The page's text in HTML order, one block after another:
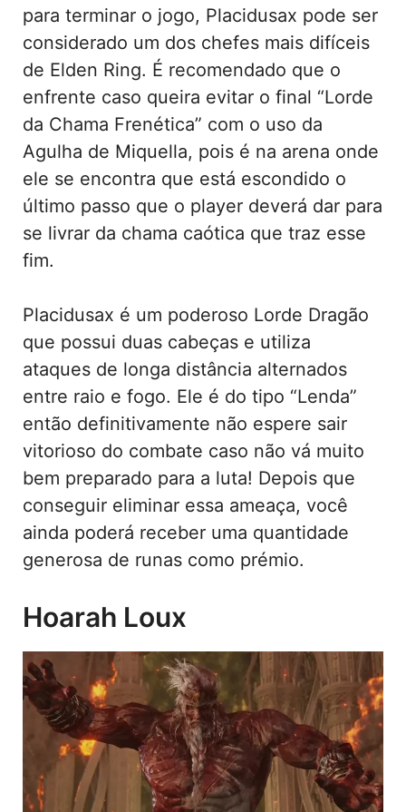
para terminar o jogo, Placidusax pode ser
considerado um dos chefes mais difíceis
de Elden Ring. É recomendado que o
enfrente caso queira evitar o final “Lorde
da Chama Frenética” com o uso da
Agulha de Miquella, pois é na arena onde
ele se encontra que está escondido o
último passo que o player deverá dar para
se livrar da chama caótica que traz esse
fim.
Placidusax é um poderoso Lorde Dragão
que possui duas cabeças e utiliza
ataques de longa distância alternados
entre raio e fogo. Ele é do tipo “Lenda”
então definitivamente não espere sair
vitorioso do combate caso não vá muito
bem preparado para a luta! Depois que
conseguir eliminar essa ameaça, você
ainda poderá receber uma quantidade
generosa de runas como prémio.
Hoarah Loux